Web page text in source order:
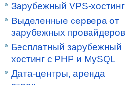
Зарубежный VPS-хостинг
Выделенные сервера от
зарубежных провайдеров
Бесплатный зарубежный
хостинг с PHP и MySQL
Дата-центры, аренда